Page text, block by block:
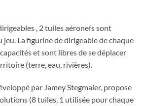
, 2 tuiles aéronefs sont
jeu. La figurine de dirigeable de chaque
et sont libres de se déplacer
(terre, eau, rivières).
par Jamey Stegmaier, propose
(8 tuiles, 1 utilisée pour chaque